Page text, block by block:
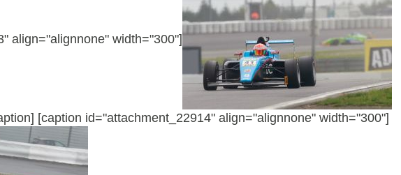
align="alignnone" width="300"]
[caption id="attachment_22914" align="alignnone" width="300"]